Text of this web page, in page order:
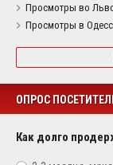
Просмотры во
Просмотры в
ОПРОС
Как долго